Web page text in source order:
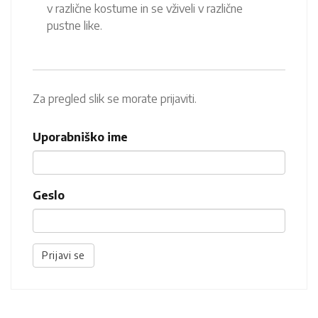
v različne kostume in se vživeli v različne
pustne like.
Za pregled slik se morate prijaviti.
Uporabniško ime
Geslo
Prijavi se